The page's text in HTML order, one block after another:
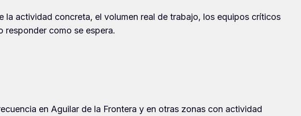
la actividad concreta, el volumen real de trabajo, los equipos críticos
responder como se espera.
en Aguilar de la Frontera y en otras zonas con actividad